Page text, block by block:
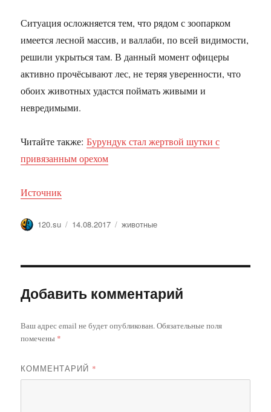
Ситуация осложняется тем, что рядом с зоопарком
имеется лесной массив, и валлаби, по всей видимости,
решили укрыться там. В данный момент офицеры
активно прочёсывают лес, не теряя уверенности, что
обоих животных удастся поймать живыми и
невредимыми.
Читайте также:Бурундук стал жертвой шутки с
привязанным орехом
Источник
Автор
120.su Опубликовано
14.08.2017 Метки
животные
Добавить комментарий
Ваш адрес email не будет опубликован.Обязательные поля
помечены *
КОММЕНТАРИЙ *